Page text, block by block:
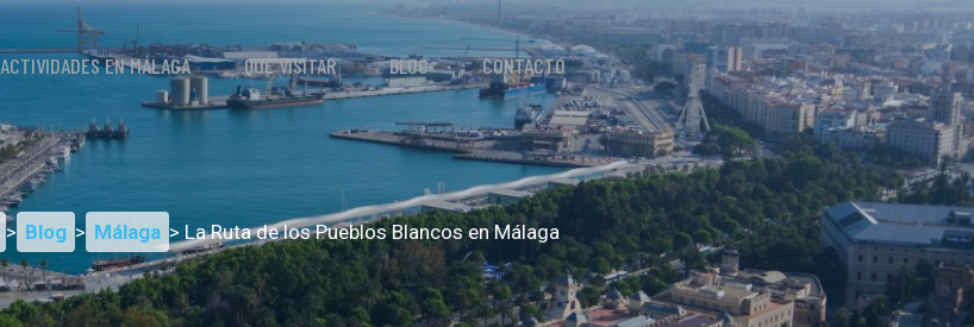
ACTIVIDADES EN MÁLAGA QUÉ VISITAR BLOG CONTACTO
> Blog > Málaga > La Ruta de los Pueblos Blancos en Málaga